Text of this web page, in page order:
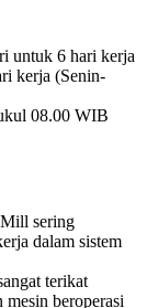
untuk 6 hari kerja
kerja (Senin-
08.00 WIB
sering
dalam sistem
terikat
mesin beroperasi